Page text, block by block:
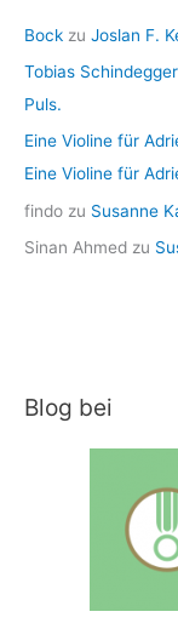
Bock zu Joslan F.
Tobias Schindegger
Puls.
Eine Violine für
Eine Violine für
findo zu Susanne
Sinan Ahmed zu
Blog bei